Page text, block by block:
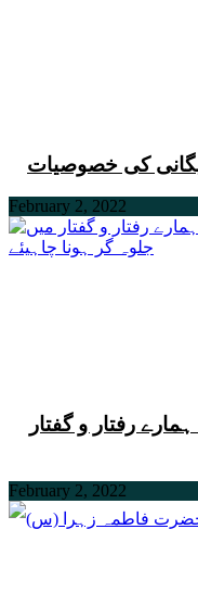
کی خصوصیات
February 2, 2022
رفتار و گفتار
February 2, 2022